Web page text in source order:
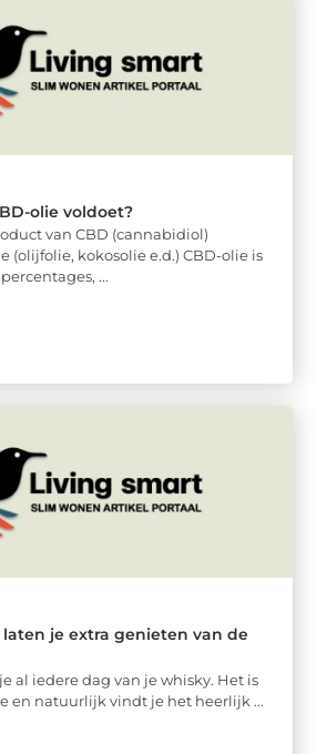
olie voldoet?
van CBD (cannabidiol)
(olijfolie, kokosolie e.d.) CBD-olie is
...
je extra genieten van de
al iedere dag van je whisky. Het is
en natuurlijk vindt je het heerlijk ...